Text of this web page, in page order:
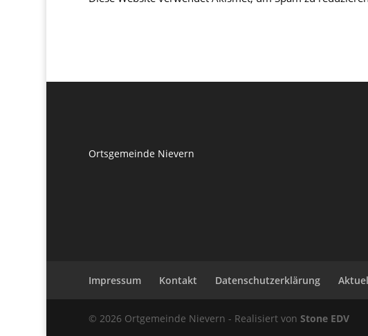
Ortsgemeinde Nievern
Impressum Kontakt Datenschutzerklärung
© 2026 Ortgemeinde Nievern - Realisiert von Stone EDV